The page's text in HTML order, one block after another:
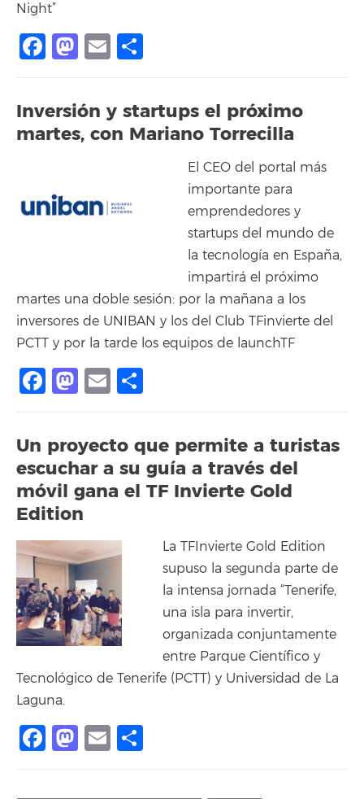
Night”
Facebook
Mastodon
Email
Inversión y startups el próximo
martes, con Mariano Torrecilla
El CEO del portal más
importante para
emprendedores y
startups del mundo de
la tecnología en España,
impartirá el próximo
martes una doble sesión: por la mañana a los
inversores de UNIBAN y los del Club TFinvierte del
PCTT y por la tarde los equipos de launchTF
Facebook
Mastodon
Email
Un proyecto que permite a turistas
escuchar a su guía a través del
móvil gana el TF Invierte Gold
Edition
La TFInvierte Gold Edition
supuso la segunda parte de
la intensa jornada “Tenerife,
una isla para invertir,
organizada conjuntamente
entre Parque Científico y
Tecnológico de Tenerife (PCTT) y Universidad de La
Laguna.
Facebook
Mastodon
Email